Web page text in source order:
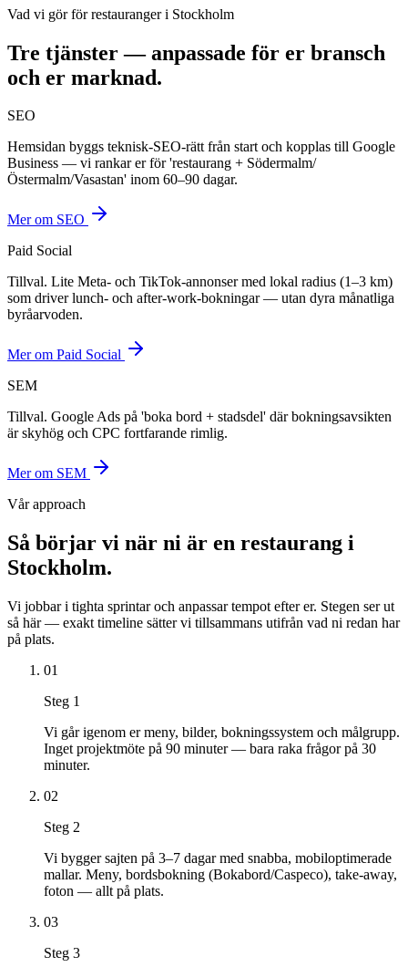
Vad vi gör förrestauranger i Stockholm
Tre tjänster — anpassade för er bransch
och er marknad.
SEO
Hemsidan byggs teknisk-SEO-rätt från start och kopplas till Google
Business — vi rankar er för 'restaurang + Södermalm/
Östermalm/Vasastan' inom 60–90 dagar.
Mer om SEO
Paid Social
Tillval. Lite Meta- och TikTok-annonser med lokal radius (1–3 km)
som driver lunch- och after-work-bokningar — utan dyra månatliga
byråarvoden.
Mer om Paid Social
SEM
Tillval. Google Ads på 'boka bord + stadsdel' där bokningsavsikten
är skyhög och CPC fortfarande rimlig.
Mer om SEM
Vår approach
Så börjar vi när ni är en restaurang i
Stockholm.
Vi jobbar i tighta sprintar och anpassar tempot efter er. Stegen ser ut
så här — exakt timeline sätter vi tillsammans utifrån vad ni redan har
på plats.
01
Steg 1
Vi går igenom er meny, bilder, bokningssystem och målgrupp.
Inget projektmöte på 90 minuter — bara raka frågor på 30
minuter.
02
Steg 2
Vi bygger sajten på 3–7 dagar med snabba, mobiloptimerade
mallar. Meny, bordsbokning (Bokabord/Caspeco), take-away,
foton — allt på plats.
03
Steg 3